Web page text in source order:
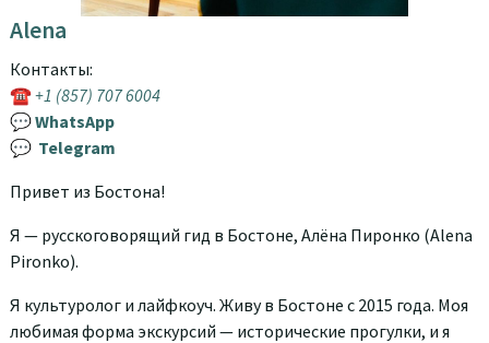
Alena
Контакты:
☎+1 (857) 707 6004
💬WhatsApp
💬 Telegram
Привет из Бостона!
Я — русскоговорящий гид в Бостоне, Алёна Пиронко (Alena
Pironko).
Я культуролог и лайфкоуч. Живу в Бостоне с 2015 года. Моя
любимая форма экскурсий — исторические прогулки, и я